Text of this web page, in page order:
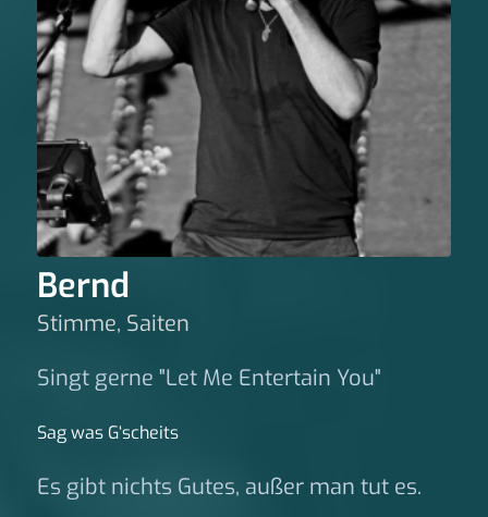
Bernd
Stimme, Saiten
Singt gerne "Let Me Entertain You"
Sag was G‘scheits
Es gibt nichts Gutes, außer man tut es.